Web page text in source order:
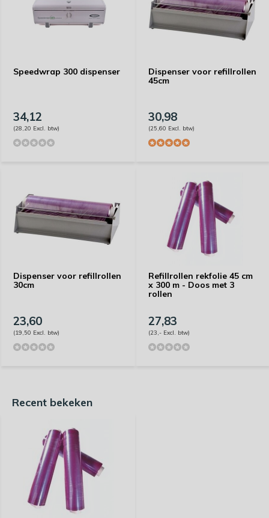
Speedwrap 300 dispenser
34,12
(28,20 Excl. btw)
Dispenser voor refillrollen
45cm
30,98
(25,60 Excl. btw)
Dispenser voor refillrollen
30cm
23,60
(19,50 Excl. btw)
Refillrollen rekfolie 45 cm
x 300 m - Doos met 3
rollen
27,83
(23,- Excl. btw)
Recent bekeken